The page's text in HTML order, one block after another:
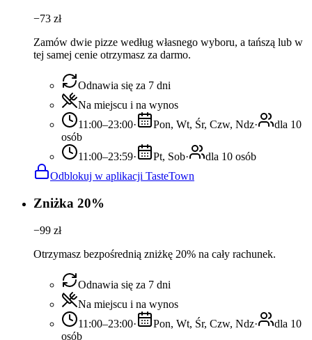
−73 zł
Zamów dwie pizze według własnego wyboru, a tańszą lub w
tej samej cenie otrzymasz za darmo.
Odnawia się za 7 dni
Na miejscu i na wynos
11:00–23:00· Pon, Wt, Śr, Czw, Ndz·
dla 10
osób
11:00–23:59· Pt, Sob·
dla 10 osób
Odblokuj w aplikacji TasteTown
Zniżka 20%
−99 zł
Otrzymasz bezpośrednią zniżkę 20% na cały rachunek.
Odnawia się za 7 dni
Na miejscu i na wynos
11:00–23:00· Pon, Wt, Śr, Czw, Ndz·
dla 10
osób